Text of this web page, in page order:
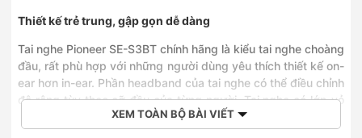
Thiết kế trẻ trung, gập gọn dễ dàng
Tai nghe Pioneer SE-S3BT chính hãng là kiểu tai nghe choàng
đầu, rất phù hợp với những người dùng yêu thích thiết kế on-
ear hơn in-ear. Phần headband của tai nghe có thể điều chỉnh
độ rộng tùy theo cỡ đầu của từng người. Tai nghe có lớp vỏ
bên ngoài hoàn thiện từ chất liệu nhựa cao cấp, nên khi cầm
hoặc đeo rất chắc chắn và không có cảm giác ọp ẹp.
XEM TOÀN BỘ BÀI VIẾT